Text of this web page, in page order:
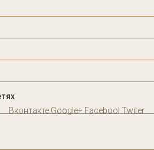
Вконтакте Google+ Facebool Twiter